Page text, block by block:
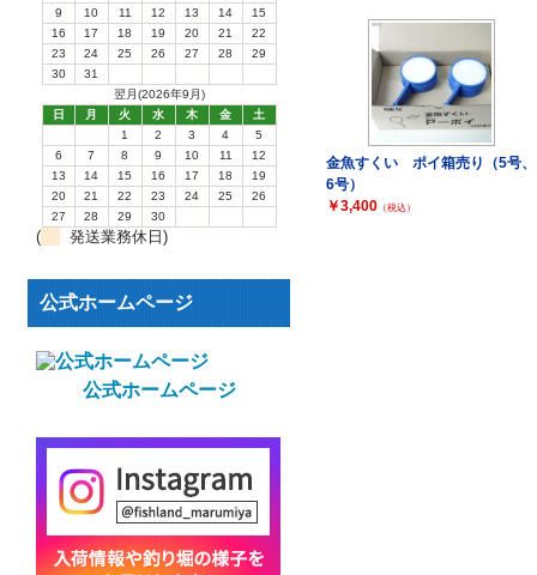
9
10 11 12 13 14
15
16
17 18 19 20 21
22
23
24 25 26 27 28
29
30
31
翌月(2026年9月)
日
月 火 水 木 金
土
1
2 3 4
5
6
7 8 9 10 11
12
13
14 15 16 17 18
19
20
21 22 23 24 25
26
27
28 29 30
( 発送業務休日)
公式ホームページ
公式ホームページ
金魚すくい ポイ箱売り（5号、
6号）
￥3,400 （税込）